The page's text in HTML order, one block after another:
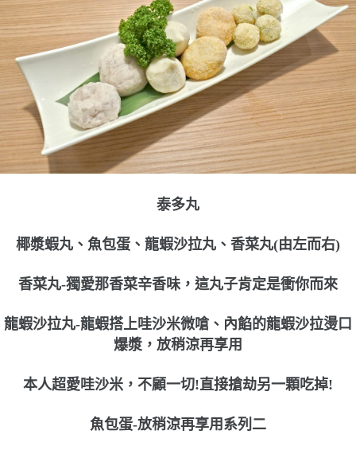
泰多丸
椰漿蝦丸、魚包蛋、龍蝦沙拉丸、香菜丸(由左而右)
香菜丸-獨愛那香菜辛香味，這丸子肯定是衝你而來
龍蝦沙拉丸-龍蝦搭上哇沙米微嗆、內餡的龍蝦沙拉燙口
爆漿，放稍涼再享用
本人超愛哇沙米，不顧一切!直接搶劫另一顆吃掉!
魚包蛋-放稍涼再享用系列二